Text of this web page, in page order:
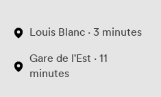
Louis Blanc · 3 minutes
Gare de l'Est · 11
minutes